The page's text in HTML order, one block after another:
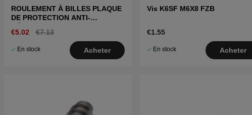
ROULEMENT À BILLES PLAQUE
DE PROTECTION ANTI-
€5.02 €7.13
En stock Acheter
Vis K6SF M6X8 FZB
€1.55
En stock Acheter